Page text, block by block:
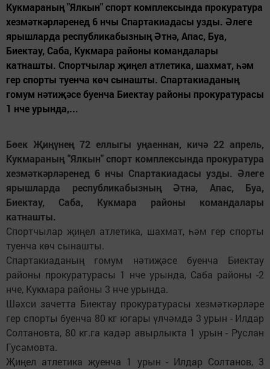
Кукмараның "Ялкын" спорт комплексында прокуратура
хезмәткәрләренед 6 нчы Спартакиадасы узды. Әлеге
ярышларда республикабызның Әтнә, Апас, Буа,
Биектау, Саба, Кукмара районы командалары
катнашты. Спортчылар җиңел атлетика, шахмат, һәм
гер спорты туенча көч сынашты. Спартакиаданың
гомум нәтиҗәсе буенча Биектау районы прокуратурасы
1 нче урында,...
Бөек Җиңүнең 72 еллыгы уңаеннан, кичә 22 апрель,
Кукмараның "Ялкын" спорт комплексында прокуратура
хезмәткәрләренед 6 нчы Спартакиадасы узды. Әлеге
ярышларда республикабызның Әтнә, Апас, Буа,
Биектау, Саба, Кукмара районы командалары
катнашты.
Спортчылар җиңел атлетика, шахмат, һәм гер спорты
туенча көч сынашты.
Спартакиаданың гомум нәтиҗәсе буенча Биектау
районы прокуратурасы 1 нче урында, Саба районы -2
нче, Кукмара районы 3 нче урында.
Шәхси зачетта Биектау прокуратурасы хезмәткәрләре
гер спорты буенча 80 кг югары үлчәмдә 3 урын - Илдар
Солтановта, 80 кг.га кадәр авырлыкта 1 урын - Руслан
Гусамовта.
Җиңел атлетика җуенча 1 урын - Илдар Солтанов, 3